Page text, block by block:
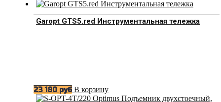
Garopt GTS5.red Инструментальная тележка
23 180 руб В корзину